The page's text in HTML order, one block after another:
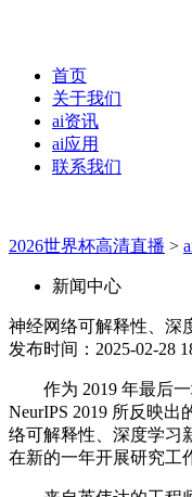
首页
关于我们
ai资讯
ai应用
联系我们
2026世界杯高清直播 >
新闻中心
神经网络可解释性、深
发布时间：2025-02-28
作为 2019 年最后一
NeurIPS 2019 所反映
络可解释性、深度学习
在新的一年开展研究工